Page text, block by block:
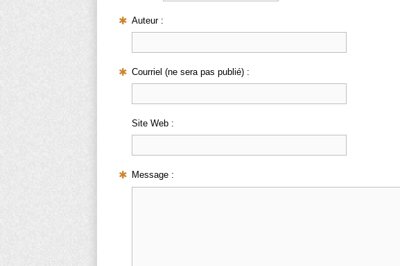
Auteur :
Courriel (ne sera pas publié) :
Site Web :
Message :